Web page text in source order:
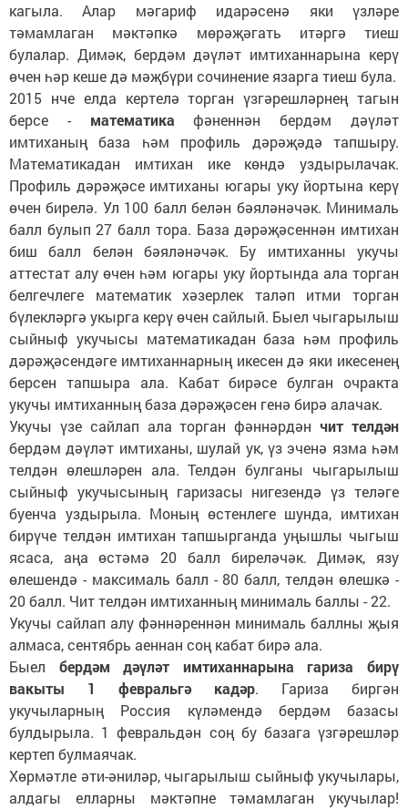
кагыла. Алар мәгариф идарәсенә яки үзләре
тәмамлаган мәктәпкә мөрәҗәгать итәргә тиеш
булалар. Димәк, бердәм дәүләт имтиханнарына керү
өчен һәр кеше дә мәҗбүри сочинение язарга тиеш була.
2015 нче елда кертелә торган үзгәрешләрнең тагын
берсе - математика фәненнән бердәм дәүләт
имтиханың база һәм профиль дәрәҗәдә тапшыру.
Математикадан имтихан ике көндә уздырылачак.
Профиль дәрәҗәсе имтиханы югары уку йортына керү
өчен бирелә. Ул 100 балл белән бәяләнәчәк. Минималь
балл булып 27 балл тора. База дәрәҗәсеннән имтихан
биш балл белән бәяләнәчәк. Бу имтиханны укучы
аттестат алу өчен һәм югары уку йортында ала торган
белгечлеге математик хәзерлек таләп итми торган
бүлекләргә укырга керү өчен сайлый. Быел чыгарылыш
сыйныф укучысы математикадан база һәм профиль
дәрәҗәсендәге имтиханнарның икесен дә яки икесенең
берсен тапшыра ала. Кабат бирәсе булган очракта
укучы имтиханның база дәрәҗәсен генә бирә алачак.
Укучы үзе сайлап ала торган фәннәрдәнчит телдән
бердәм дәүләт имтиханы, шулай ук, үз эченә язма һәм
телдән өлешләрен ала. Телдән булганы чыгарылыш
сыйныф укучысының гаризасы нигезендә үз теләге
буенча уздырыла. Моның өстенлеге шунда, имтихан
бирүче телдән имтихан тапшырганда уңышлы чыгыш
ясаса, аңа өстәмә 20 балл биреләчәк. Димәк, язу
өлешендә - максималь балл - 80 балл, телдән өлешкә -
20 балл. Чит телдән имтиханның минималь баллы - 22.
Укучы сайлап алу фәннәреннән минималь баллны җыя
алмаса, сентябрь аеннан соң кабат бирә ала.
Быел бердәм дәүләт имтиханнарына гариза бирү
вакыты 1 февральгә кадәр. Гариза биргән
укучыларның Россия күләмендә бердәм базасы
булдырыла. 1 февральдән соң бу базага үзгәрешләр
кертеп булмаячак.
Хөрмәтле әти-әниләр, чыгарылыш сыйныф укучылары,
алдагы елларны мәктәпне тәмамлаган укучылар!